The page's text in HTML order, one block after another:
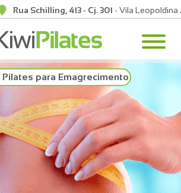
Rua Schilling, 413 - Cj. 301 - Vila Leopoldina
Pilates para Emagrecimento